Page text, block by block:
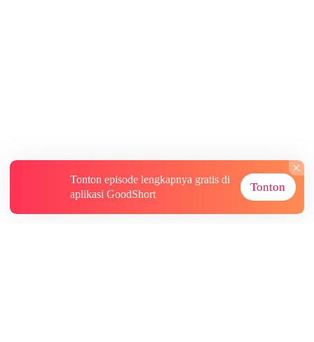
Tonton episode lengkapnya gratis di
aplikasi GoodShort
Tonton